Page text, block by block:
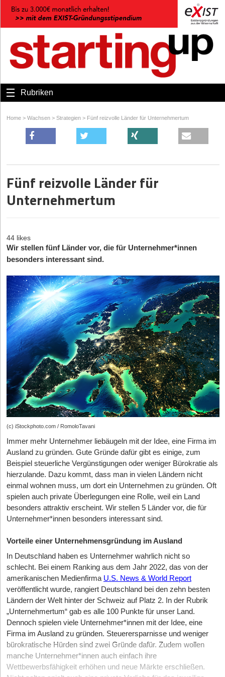
Rubriken
Home > Wachsen > Strategien > Fünf reizvolle Länder für Unternehmertum
Fünf reizvolle Länder für
Unternehmertum
44 likes
Wir stellen fünf Länder vor, die für Unternehmer*innen
besonders interessant sind.
(c) iStockphoto.com / RomoloTavani
Immer mehr Unternehmer liebäugeln mit der Idee, eine Firma im
Ausland zu gründen. Gute Gründe dafür gibt es einige, zum
Beispiel steuerliche Vergünstigungen oder weniger Bürokratie als
hierzulande. Dazu kommt, dass man in vielen Ländern nicht
einmal wohnen muss, um dort ein Unternehmen zu gründen. Oft
spielen auch private Überlegungen eine Rolle, weil ein Land
besonders attraktiv erscheint. Wir stellen 5 Länder vor, die für
Unternehmer*innen besonders interessant sind.
Vorteile einer Unternehmensgründung im Ausland
In Deutschland haben es Unternehmer wahrlich nicht so
schlecht. Bei einem Ranking aus dem Jahr 2022, das von der
amerikanischen Medienfirma U.S. News & World Report
veröffentlicht wurde, rangiert Deutschland bei den zehn besten
Ländern der Welt hinter der Schweiz auf Platz 2. In der Rubrik
„Unternehmertum“ gab es alle 100 Punkte für unser Land.
Dennoch spielen viele Unternehmer*innen mit der Idee, eine
Firma im Ausland zu gründen. Steuerersparnisse und weniger
bürokratische Hürden sind zwei Gründe dafür. Zudem wollen
manche Unternehmer*innen auch einfach ihre
Wettbewerbsfähigkeit erhöhen und neue Märkte erschließen.